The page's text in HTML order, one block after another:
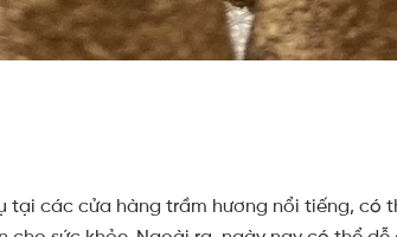
tại các cửa hàng trầm hương nổi tiếng, có